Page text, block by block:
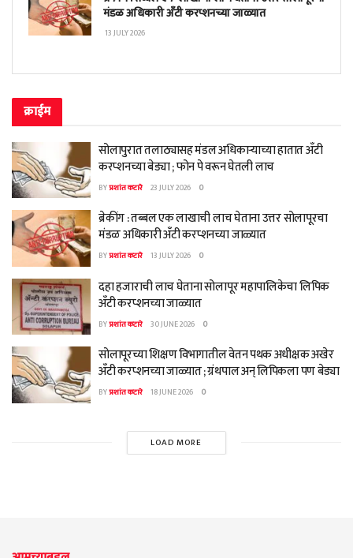
मंडळ अधिकारी अँटी करप्शनच्या जाळ्यात
13 JULY 2026
क्राईम
सोलापुरात तलाठ्यासह मंडल अधिकाऱ्याच्या हातात अँटी
करप्शनच्या बेड्या ; फोन पे वरून घेतली लाच
BYप्रशांत कटारे 23 JULY 2026 0
ब्रेकींग : तब्बल एक लाखाची लाच घेताना उत्तर सोलापूरचा
मंडळ अधिकारी अँटी करप्शनच्या जाळ्यात
BYप्रशांत कटारे 13 JULY 2026 0
दहा हजाराची लाच घेताना सोलापूर महापालिकेचा लिपिक
अँटी करप्शनच्या जाळ्यात
BYप्रशांत कटारे 30 JUNE 2026 0
सोलापूरच्या शिक्षण विभागातील वेतन पथक अधीक्षक अखेर
अँटी करप्शनच्या जाळ्यात ; ग्रंथपाल अन् लिपिकला पण बेड्या
BYप्रशांत कटारे 18 JUNE 2026 0
LOAD MORE